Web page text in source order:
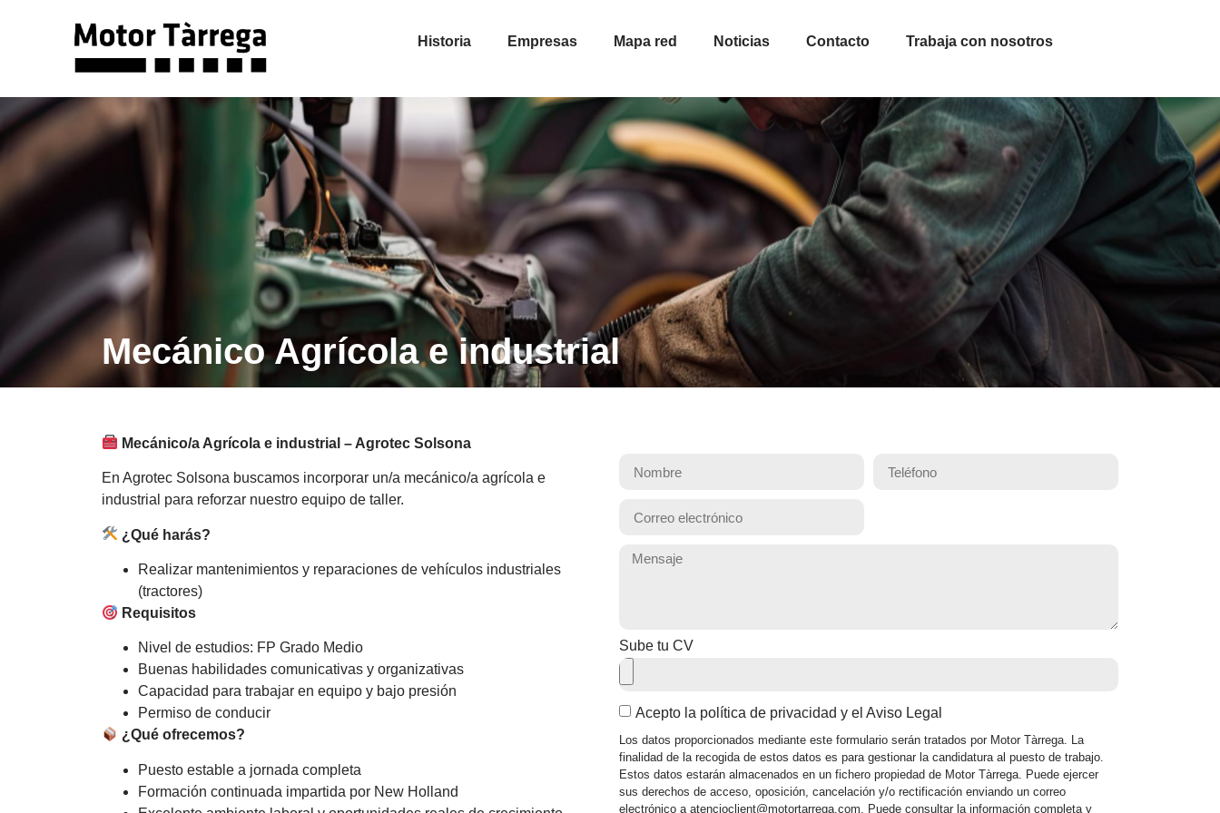
Historia Empresas Mapa red Noticias Contacto Trabaja con nosotros
Mecánico Agrícola e industrial
Mecánico/a Agrícola e industrial – Agrotec Solsona
En Agrotec Solsona buscamos incorporar un/a mecánico/a agrícola e
industrial para reforzar nuestro equipo de taller.
¿Qué harás?
Realizar mantenimientos y reparaciones de vehículos industriales
(tractores)
Requisitos
Nivel de estudios: FP Grado Medio
Buenas habilidades comunicativas y organizativas
Capacidad para trabajar en equipo y bajo presión
Permiso de conducir
¿Qué ofrecemos?
Puesto estable a jornada completa
Formación continuada impartida por New Holland
Sube tu CV
Acepto la política de privacidad y el Aviso Legal
Los datos proporcionados mediante este formulario serán tratados por Motor Tàrrega. La
finalidad de la recogida de estos datos es para gestionar la candidatura al puesto de trabajo.
Estos datos estarán almacenados en un fichero propiedad de Motor Tàrrega. Puede ejercer
sus derechos de acceso, oposición, cancelación y/o rectificación enviando un correo
electrónico a atencioclient@motortarrega.com. Puede consultar la información completa y